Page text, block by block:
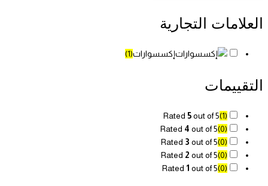
العلامات التجارية
إكسسوارات(1)
التقييمات
Rated 5out of 5(1)
Rated 4 out of 5(0)
Rated 3 out of 5(0)
Rated 2 out of 5(0)
Rated 1 out of 5(0)